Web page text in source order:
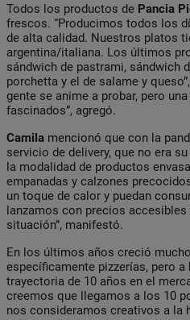
Todos los productos de Pancia
frescos. “Producimos todos los
de alta calidad. Nuestros platos
argentina/italiana. Los últimos
sándwich de pastrami, sándwich
porchetta y el de salame y
gente se anime a probar, pero
fascinados”, agregó.
Camila mencionó que con la
servicio de delivery, que no era
la modalidad de productos
empanadas y calzones
un toque de calor y puedan
lanzamos con precios
situación”, manifestó.
En los últimos años creció
específicamente pizzerías, pero a
trayectoria de 10 años en el
creemos que llegamos a los 10
nos consideramos creativos a la